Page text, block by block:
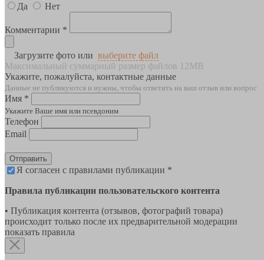
Да
Нет
Комментарии *
Загрузите фото или выберите файл
Максимальный суммарный размер файлов 12MB
Укажите, пожалуйста, контактные данные
Данные не публикуются и нужны, чтобы ответить на ваш отзыв или вопрос
Имя *
Укажите Ваше имя или псевдоним
Телефон
Email
Отправить
Я согласен с правилами публикации *
Правила публикации пользовательского контента
• Публикация контента (отзывов, фотографий товара)
происходит только после их предварительной модерации
показать правила